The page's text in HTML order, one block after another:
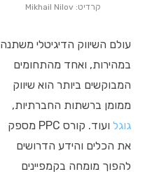
קרדיט: Mikhail Nilov
עולם השיווק הדיגיטלי משתנה
במהירות, ואחד מהתחומים
המבוקשים ביותר הוא שיווק
ממומן ברשתות החברתיות,
גוגל
ועוד. קורס PPC מספק
את הכלים והידע הדרושים
להפוך מומחה בקמפיינים